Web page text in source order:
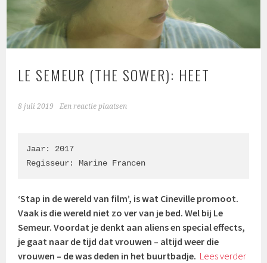
LE SEMEUR (THE SOWER): HEET
8 juli 2019 Een reactie plaatsen
Jaar: 2017
Regisseur: Marine Francen
‘Stap in de wereld van film’, is wat Cineville promoot.
Vaak is die wereld niet zo ver van je bed. Wel bij Le
Semeur. Voordat je denkt aan aliens en special effects,
je gaat naar de tijd dat vrouwen – altijd weer die
vrouwen – de was deden in het buurtbadje. Lees verder